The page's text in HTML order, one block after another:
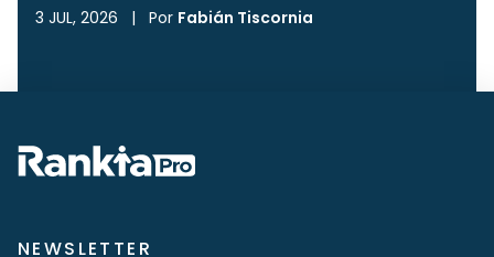
3 JUL, 2026 | Por Fabián Tiscornia
NEWSLETTER